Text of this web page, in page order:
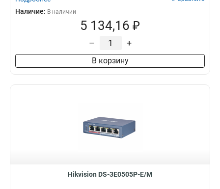
Наличие: В наличии
5 134,16 ₽
– +
В корзину
Hikvision DS-3E0505P-E/M